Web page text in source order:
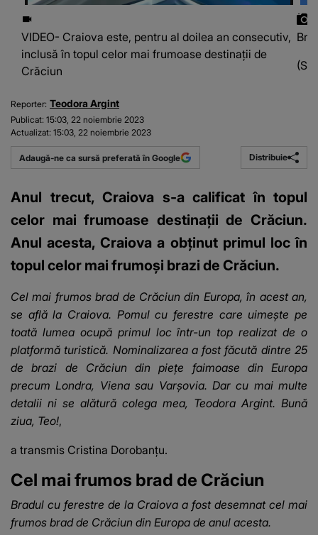
VIDEO- Craiova este, pentru al doilea an consecutiv,
inclusă în topul celor mai frumoase destinații de
Crăciun
Reporter: Teodora Argint
Publicat: 15:03, 22 noiembrie 2023
Actualizat: 15:03, 22 noiembrie 2023
Adaugă-ne ca sursă preferată în Google Distribuie
Anul trecut, Craiova s-a calificat în topul
celor mai frumoase destinații de Crăciun.
Anul acesta, Craiova a obținut primul loc în
topul celor mai frumoși brazi de Crăciun.
Cel mai frumos brad de Crăciun din Europa, în acest an,
se află la Craiova. Pomul cu ferestre care uimește pe
toată lumea ocupă primul loc într-un top realizat de o
platformă turistică. Nominalizarea a fost făcută dintre 25
de brazi de Crăciun din piețe faimoase din Europa
precum Londra, Viena sau Varşovia. Dar cu mai multe
detalii ni se alătură colega mea, Teodora Argint. Bună
ziua, Teo!,
a transmis Cristina Dorobanțu.
Cel mai frumos brad de Crăciun
Bradul cu ferestre de la Craiova a fost desemnat cel mai
frumos brad de Crăciun din Europa de anul acesta.